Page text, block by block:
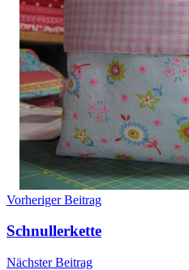
Beitragsnavigation
Vorheriger Beitrag
Schnullerkette
Nächster Beitrag